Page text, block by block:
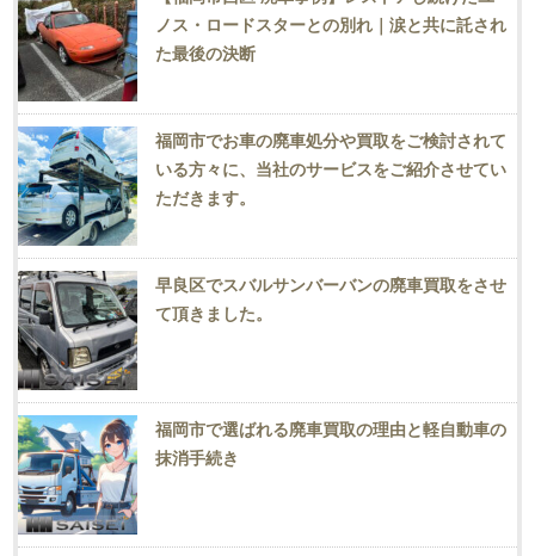
ノス・ロードスターとの別れ｜涙と共に託され
た最後の決断
福岡市でお車の廃車処分や買取をご検討されて
いる方々に、当社のサービスをご紹介させてい
ただきます。
早良区でスバルサンバーバンの廃車買取をさせ
て頂きました。
福岡市で選ばれる廃車買取の理由と軽自動車の
抹消手続き